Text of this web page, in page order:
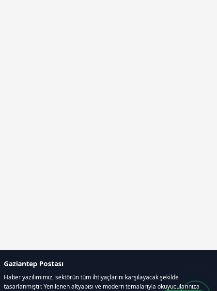
Gaziantep Postası
Haber yazılımımız, sektörün tüm ihtiyaçlarını karşılayacak şekilde
tasarlanmıştır. Yenilenen altyapısı ve modern temalarıyla okuyucularınıza